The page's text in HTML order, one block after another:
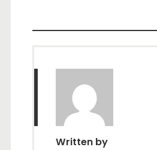
Written by